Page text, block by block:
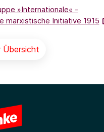
»Internationale« -
marxistische Initiative 1915
Übersicht